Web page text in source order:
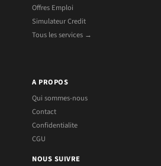
Offres Emploi
Simulateur Credit
Tous les services →
A PROPOS
Qui sommes-nous
Contact
Confidentialite
CGU
NOUS SUIVRE